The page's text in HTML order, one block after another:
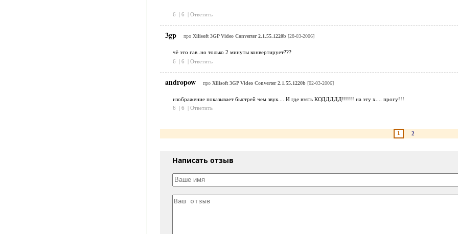
6 | 6 | Ответить
3gp про Xilisoft 3GP Video Converter 2.1.55.1220b [28-03-2006]
чё это гав..но только 2 минуты конвертирует???
6
| 6 | Ответить
andropow про Xilisoft 3GP Video Converter 2.1.55.1220b [02-03-2006]
изображение показывает быстрей чем звук.... И где взять КОДДДДД!!!!!! на эту х.... прогу!!!
6
| 6 | Ответить
1 2
Написать отзыв